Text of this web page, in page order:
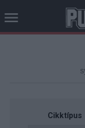
Cikktípus